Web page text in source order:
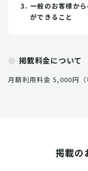
一般のお客様か
ができること
掲載料金について
月額利用料金 5,000円（
掲載の